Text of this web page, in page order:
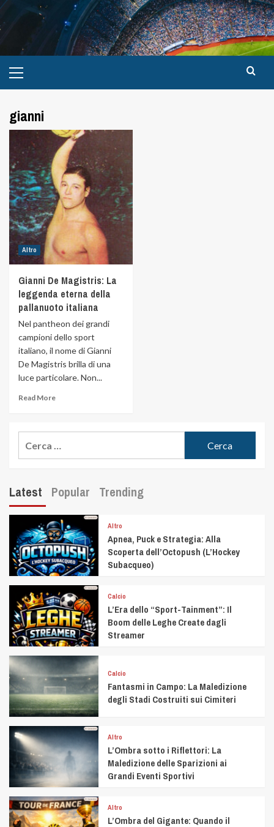
gianni
Altro
Gianni De Magistris: La
leggenda eterna della
pallanuoto italiana
Nel pantheon dei grandi
campioni dello sport
italiano, il nome di Gianni
De Magistris brilla di una
luce particolare. Non...
Read More
Latest Popular Trending
Altro
Apnea, Puck e Strategia: Alla
Scoperta dell’Octopush (L’Hockey
Subacqueo)
Calcio
L’Era dello “Sport-Tainment”: Il
Boom delle Leghe Create dagli
Streamer
Calcio
Fantasmi in Campo: La Maledizione
degli Stadi Costruiti sui Cimiteri
Altro
L’Ombra sotto i Riflettori: La
Maledizione delle Sparizioni ai
Grandi Eventi Sportivi
Altro
L’Ombra del Gigante: Quando il